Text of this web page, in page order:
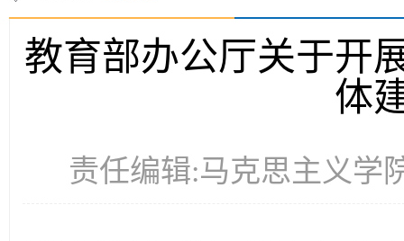
教育部办公厅关于开
体
责任编辑:马克思主义学